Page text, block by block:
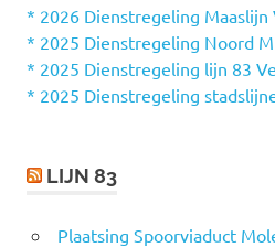
n
a
a
r
* 2026 Dienstregeling Maaslijn
* 2025 Dienstregeling Noord
* 2025 Dienstregeling lijn 83
* 2025 Dienstregeling
LIJN 83
Plaatsing Spoorviaduct